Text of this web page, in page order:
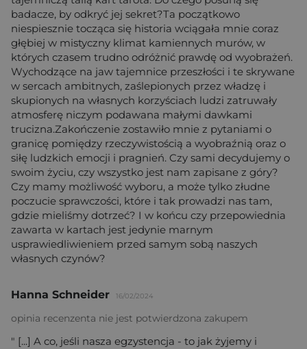
badacze, by odkryć jej sekret?Ta początkowo
niespiesznie tocząca się historia wciągała mnie coraz
głębiej w mistyczny klimat kamiennych murów, w
których czasem trudno odróżnić prawdę od wyobrażeń.
Wychodzące na jaw tajemnice przeszłości i te skrywane
w sercach ambitnych, zaślepionych przez władzę i
skupionych na własnych korzyściach ludzi zatruwały
atmosferę niczym podawana małymi dawkami
trucizna.Zakończenie zostawiło mnie z pytaniami o
granicę pomiędzy rzeczywistością a wyobraźnią oraz o
siłę ludzkich emocji i pragnień. Czy sami decydujemy o
swoim życiu, czy wszystko jest nam zapisane z góry?
Czy mamy możliwość wyboru, a może tylko złudne
poczucie sprawczości, które i tak prowadzi nas tam,
gdzie mieliśmy dotrzeć? I w końcu czy przepowiednia
zawarta w kartach jest jedynie marnym
usprawiedliwieniem przed samym sobą naszych
własnych czynów?
Hanna Schneider 16/02/2024
opinia recenzenta nie jest potwierdzona zakupem
" [...] A co, jeśli nasza egzystencja - to jak żyjemy i